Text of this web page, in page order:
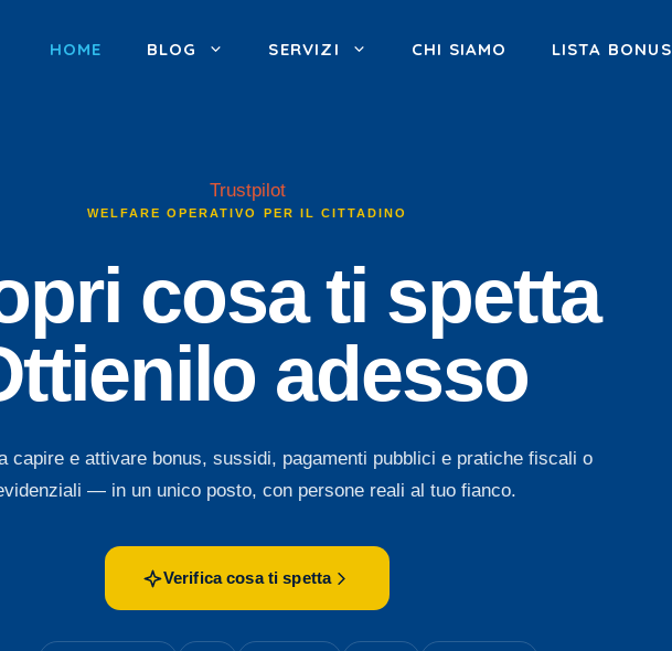
HOME BLOG SERVIZI CHI SIAMO LISTA BONUS
Trustpilot
WELFARE OPERATIVO PER IL CITTADINO
cosa ti spetta
adesso
capire e attivare bonus, sussidi, pagamenti pubblici e pratiche fiscali o
— in un unico posto, con persone reali al tuo fianco.
Verifica cosa ti spetta